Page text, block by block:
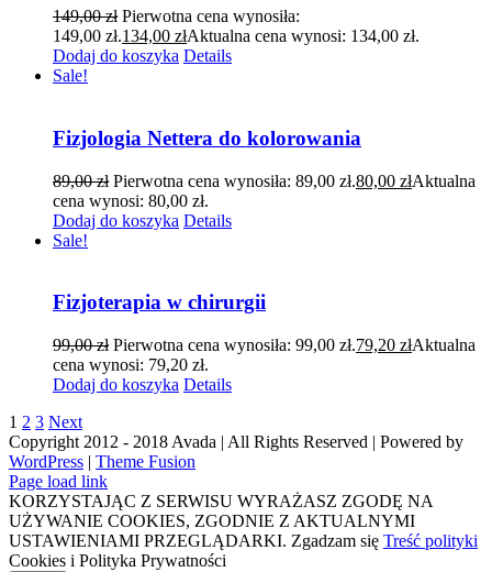
149,00zł Pierwotna cena wynosiła:
149,00 zł.134,00 złAktualna cena wynosi: 134,00 zł.
Dodaj do koszyka Details
Sale!
Fizjologia Nettera do kolorowania
89,00zł Pierwotna cena wynosiła: 89,00 zł.80,00 złAktualna
cena wynosi: 80,00 zł.
Dodaj do koszyka Details
Sale!
Fizjoterapia w chirurgii
99,00zł Pierwotna cena wynosiła: 99,00 zł.79,20 złAktualna
cena wynosi: 79,20 zł.
Dodaj do koszyka Details
1 2 3 Next
Copyright 2012 - 2018 Avada | All Rights Reserved | Powered by
WordPress | Theme Fusion
Page load link
KORZYSTAJĄC Z SERWISU WYRAŻASZ ZGODĘ NA
UŻYWANIE COOKIES, ZGODNIE Z AKTUALNYMI
USTAWIENIAMI PRZEGLĄDARKI. Zgadzam się Treść polityki
Cookies i Polityka Prywatności